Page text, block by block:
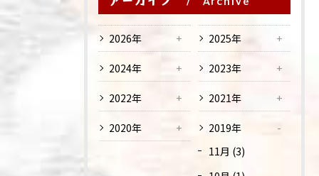
2026年 2025年
2024年 2023年
2022年 2021年
2020年
2019年
11月 (3)